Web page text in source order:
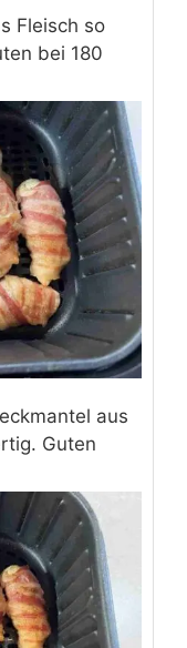
Fleisch so
bei 180
aus
Guten